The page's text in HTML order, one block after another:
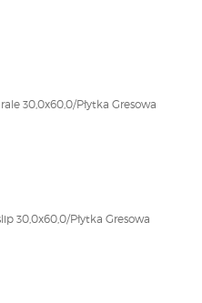
30,0x60,0/Płytka Gresowa
30,0x60,0/Płytka Gresowa